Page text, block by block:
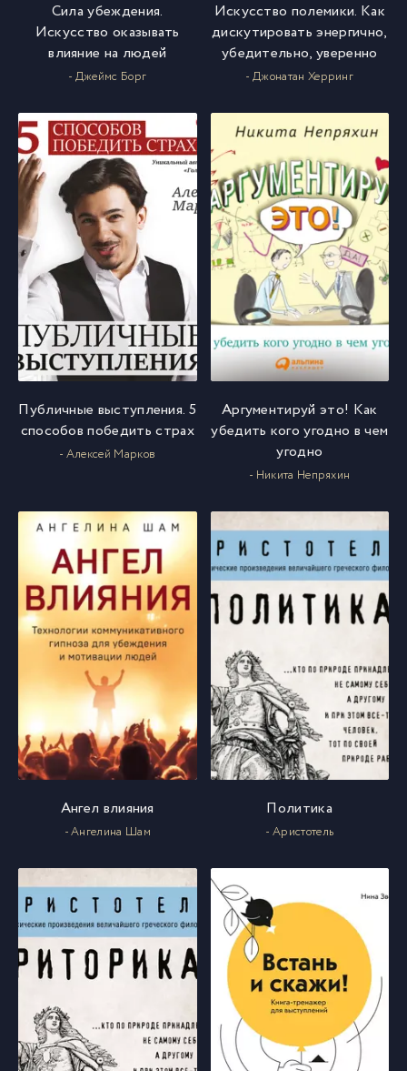
Сила убеждения.
Искусство оказывать
влияние на людей
- Джеймс Борг
Искусство полемики. Как
дискутировать энергично,
убедительно, уверенно
- Джонатан Херринг
Публичные выступления. 5
способов победить страх
- Алексей Марков
Аргументируй это! Как
убедить кого угодно в чем
угодно
- Никита Непряхин
Ангел влияния
- Ангелина Шам
Политика
- Аристотель